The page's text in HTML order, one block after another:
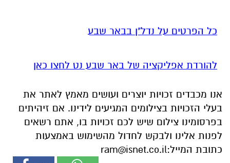
כל הפרטים על נדל"ן בבאר שבע
להורדת אפליקציה של באר שבע נט לחצו כאן
אנו מכבדים זכויות יוצרים ועושים מאמץ לאתר את
בעלי הזכויות בצילומים המגיעים לידינו. אם זיהיתים
בפרסומינו צילום שיש לכם זכויות בו, אתם רשאים
לפנות אלינו ולבקש לחדול מהשימוש באמצעות
כתובת המייל:ram@isnet.co.il